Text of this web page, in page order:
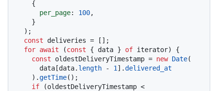
per_page: 100,
const deliveries = [];
for await (const { data } of iterator) {
const oldestDeliveryTimestamp = new Date(
      data[data.
length - 1 ].delivered_at
    ).
getTime();
if (oldestDeliveryTimestamp <